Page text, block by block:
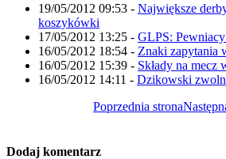
19/05/2012 09:53 - Największe
koszykówki
17/05/2012 13:25 - GLPS:
16/05/2012 18:54 - Znaki zapytania
16/05/2012 15:39 - Składy na mecz
16/05/2012 14:11 - Dzikowski
Poprzednia strona
Dodaj komentarz